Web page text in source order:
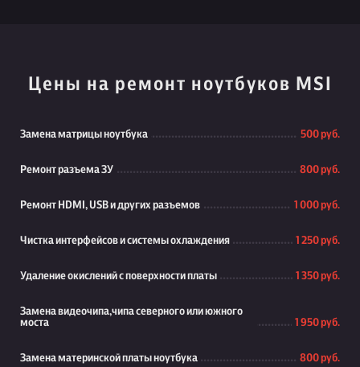
Цены на ремонт ноутбуков MSI
Замена матрицы ноутбука 500 руб.
Ремонт разъема ЗУ 800 руб.
Ремонт HDMI, USB и других разъемов 1 000 руб.
Чистка интерфейсов и системы охлаждения 1 250 руб.
Удаление окислений с поверхности платы 1 350 руб.
Замена видеочипа,чипа северного или южного
моста
1 950 руб.
Замена материнской платы ноутбука 800 руб.